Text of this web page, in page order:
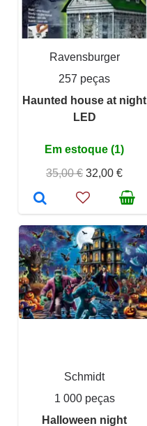
Ravensburger
257 peças
Haunted house at night
LED
Em estoque (1)
35,00 € 32,00 €
Schmidt
1 000 peças
Halloween night